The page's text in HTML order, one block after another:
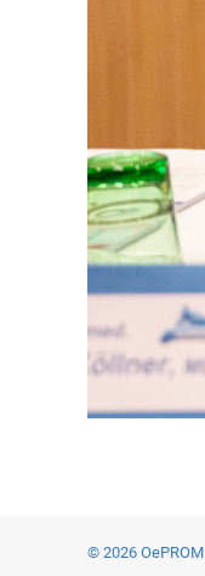
© 2026 OePROM